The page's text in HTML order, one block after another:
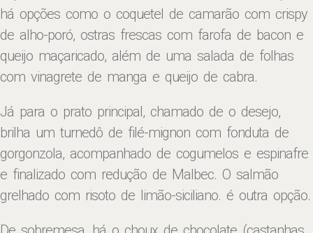
há opções como o coquetel de camarão com crispy
de alho-poró, ostras frescas com farofa de bacon e
queijo maçaricado, além de uma salada de folhas
com vinagrete de manga e queijo de cabra.
Já para o prato principal, chamado de o desejo,
brilha um turnedô de filé-mignon com fonduta de
gorgonzola, acompanhado de cogumelos e espinafre
e finalizado com redução de Malbec. O salmão
grelhado com risoto de limão-siciliano. é outra opção.